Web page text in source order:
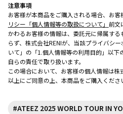
注意事項
お客様が本商品をご購入される場合、お客
リシー「個人情報等の取扱について」 前文
かわるお客様の情報は、委託元に帰属す
らず、株式会社RENIが、当該プライバシ
いて」の「1.個人情報等の利用目的」以下
自らの責任で取り扱います。
この場合において、お客様の個人情報は株
以上にご同意の上、本商品をご購入くださ
#ATEEZ 2025 WORLD TOUR IN